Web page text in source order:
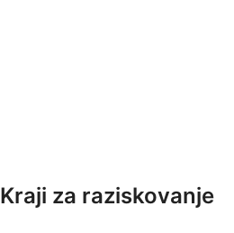
Kraji za raziskovanje